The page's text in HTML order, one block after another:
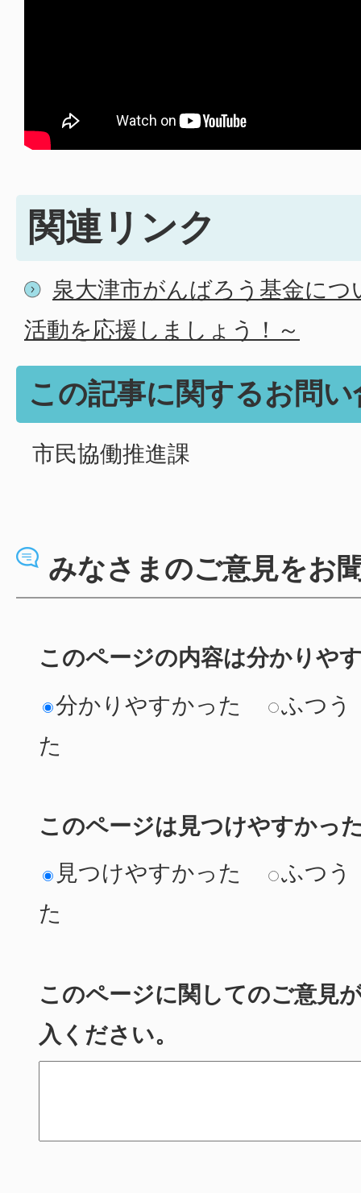
関連リンク
泉大津市がんばろう基金に
活動を応援しましょう！～
この記事に関するお問
市民協働推進課
みなさまのご意見をお
このページの内容は分かりや
分かりやすかった
ふつう
た
このページは見つけやすかっ
見つけやすかった
ふつう
た
このページに関してのご意見
入ください。